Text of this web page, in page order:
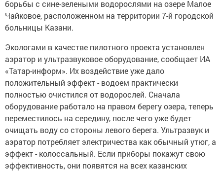
борьбы с сине-зелеными водорослями на озере Малое
Чайковое, расположенном на территории 7-й городской
больницы Казани.
Экологами в качестве пилотного проекта установлен
аэратор и ультразвуковое оборудование, сообщает ИА
«Татар-информ». Их воздействие уже дало
положительный эффект - водоем практически
полностью очистился от водорослей. Сначала
оборудование работало на правом берегу озера, теперь
переместилось на середину, после чего уже будет
очищать воду со стороны левого берега. Ультразвук и
аэратор потребляет электричества как обычный утюг, а
эффект - колоссальный. Если приборы покажут свою
эффективность, они появятся на всех казанских